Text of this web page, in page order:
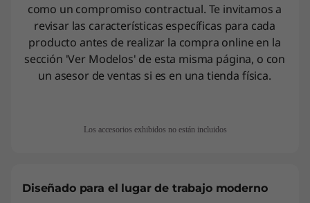
Los accesorios exhibidos no están incluidos
como un compromiso contractual. Te invitamos a
revisar las características específicas para cada
producto antes de realizar la compra online en la
sección 'Ver Modelos' de esta misma página, o con
un asesor de ventas si es en una tienda física.
Diseñado para el lugar de trabajo moderno